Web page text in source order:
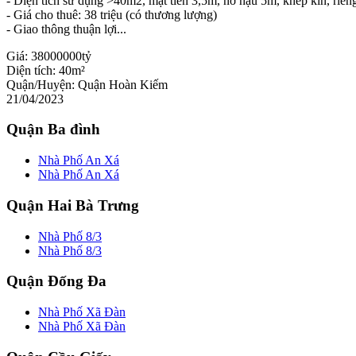
- Giá cho thuê: 38 triệu (có thương lượng)
- Giao thông thuận lợi...
Giá: 38000000tỷ
Diện tích: 40m²
Quận/Huyện: Quận Hoàn Kiếm
21/04/2023
Quận Ba đình
Nhà Phố An Xá
Nhà Phố An Xá
Quận Hai Bà Trưng
Nhà Phố 8/3
Nhà Phố 8/3
Quận Đống Đa
Nhà Phố Xã Đàn
Nhà Phố Xã Đàn